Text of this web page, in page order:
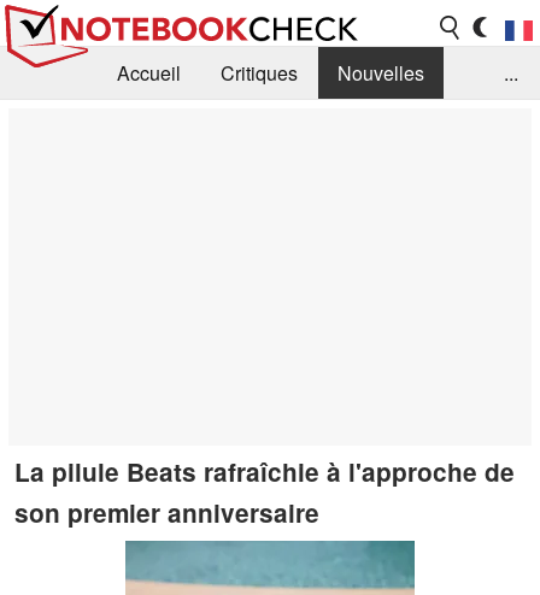
Accueil Critiques
Nouvelles
...
La pilule Beats rafraîchie à l'approche de
son premier anniversaire